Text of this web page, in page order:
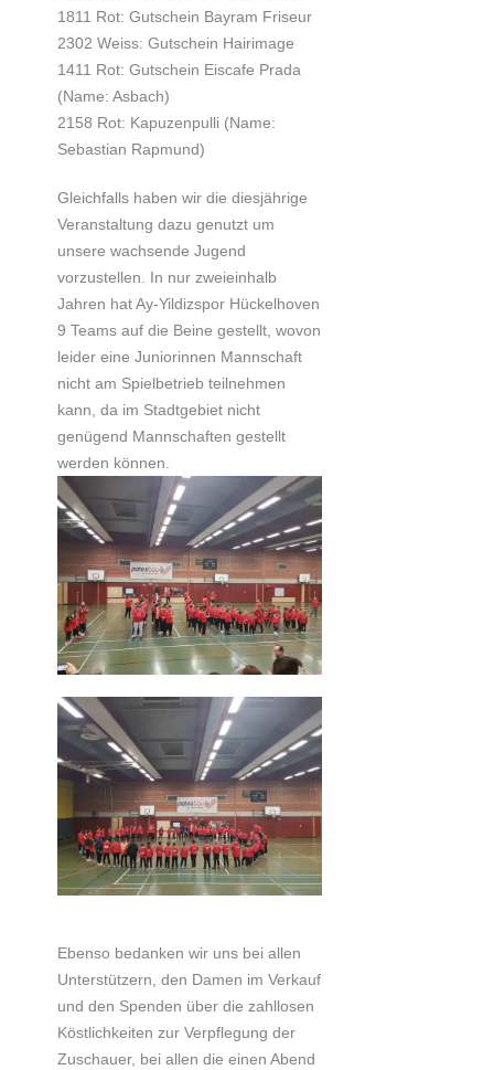
1811 Rot: Gutschein Bayram Friseur
2302 Weiss: Gutschein Hairimage
1411 Rot: Gutschein Eiscafe Prada
(Name: Asbach)
2158 Rot: Kapuzenpulli (Name:
Sebastian Rapmund)
Gleichfalls haben wir die diesjährige
Veranstaltung dazu genutzt um
unsere wachsende Jugend
vorzustellen. In nur zweieinhalb
Jahren hat Ay-Yildizspor Hückelhoven
9 Teams auf die Beine gestellt, wovon
leider eine Juniorinnen Mannschaft
nicht am Spielbetrieb teilnehmen
kann, da im Stadtgebiet nicht
genügend Mannschaften gestellt
werden können.
Ebenso bedanken wir uns bei allen
Unterstützern, den Damen im Verkauf
und den Spenden über die zahllosen
Köstlichkeiten zur Verpflegung der
Zuschauer, bei allen die einen Abend